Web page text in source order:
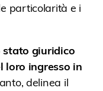
particolarità e i
stato giuridico
loro ingresso in
delinea il